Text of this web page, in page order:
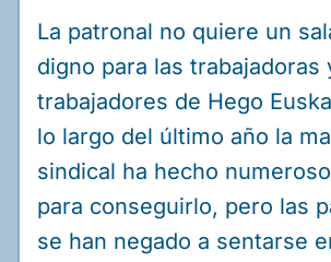
La patronal no quiere un
digno para las trabajadoras
trabajadores de Hego
lo largo del último año la
sindical ha hecho
para conseguirlo, pero las
se han negado a sentarse